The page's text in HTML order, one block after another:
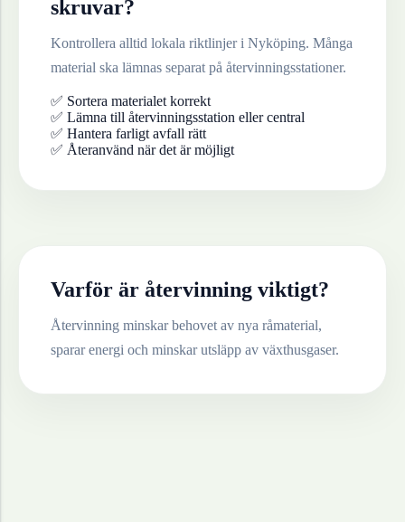
skruvar?
Kontrollera alltid lokala riktlinjer i Nyköping. Många
material ska lämnas separat på återvinningsstationer.
✅ Sortera materialet korrekt
✅ Lämna till återvinningsstation eller central
✅ Hantera farligt avfall rätt
✅ Återanvänd när det är möjligt
Varför är återvinning viktigt?
Återvinning minskar behovet av nya råmaterial,
sparar energi och minskar utsläpp av växthusgaser.